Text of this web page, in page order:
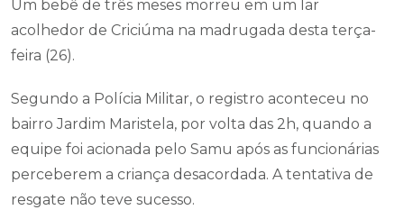
Um bebê de três meses morreu em um lar
acolhedor de Criciúma na madrugada desta terça-
feira (26).
Segundo a Polícia Militar, o registro aconteceu no
bairro Jardim Maristela, por volta das 2h, quando a
equipe foi acionada pelo Samu após as funcionárias
perceberem a criança desacordada. A tentativa de
resgate não teve sucesso.